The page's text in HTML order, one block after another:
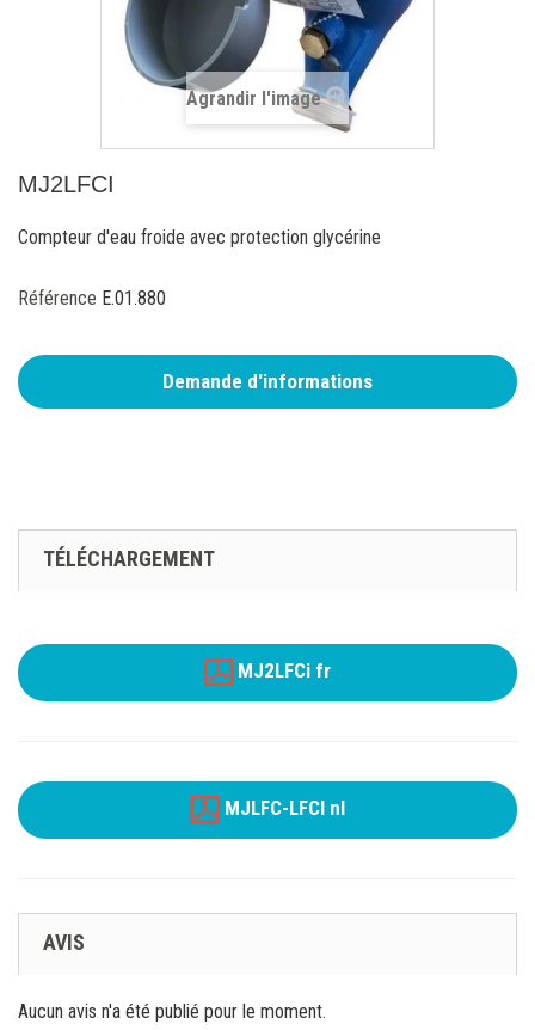
Agrandir l'image
MJ2LFCI
Compteur d'eau froide avec protection glycérine
Référence E.01.880
Demande d'informations
TÉLÉCHARGEMENT
MJ2LFCi fr
MJLFC-LFCI nl
AVIS
Aucun avis n'a été publié pour le moment.